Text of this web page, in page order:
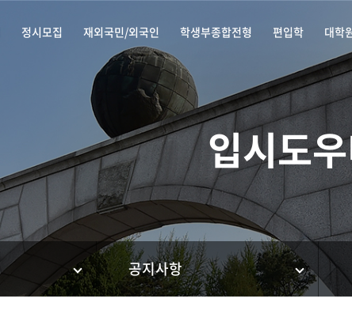
정시모집 재외국민/외국인 학생부종합전형 편입학 대학
입시도
공지사항